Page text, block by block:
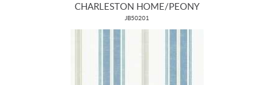
CHARLESTON HOME/PEONY
JB50201